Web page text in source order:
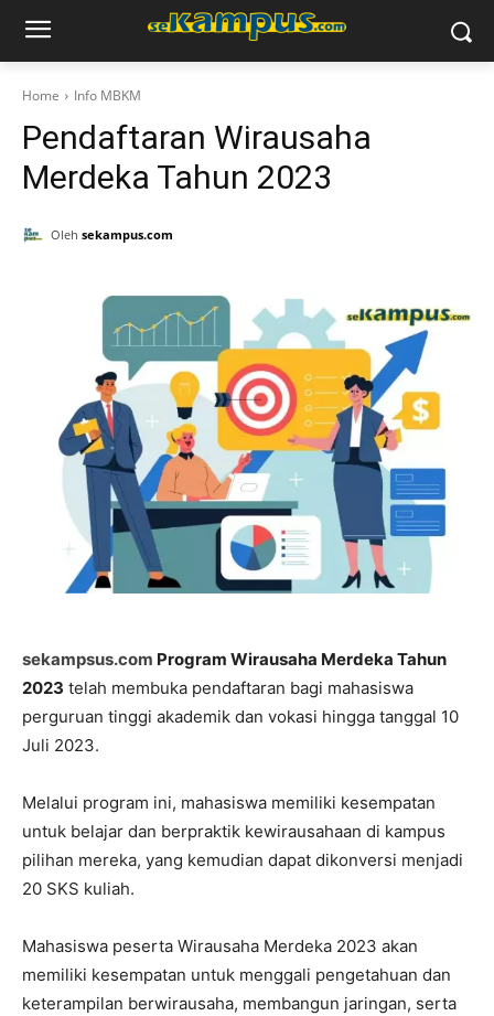
Home Info MBKM
Pendaftaran Wirausaha
Merdeka Tahun 2023
Oleh sekampus.com
sekampsus.com Program Wirausaha Merdeka Tahun
2023 telah membuka pendaftaran bagi mahasiswa
perguruan tinggi akademik dan vokasi hingga tanggal 10
Juli 2023.
Melalui program ini, mahasiswa memiliki kesempatan
untuk belajar dan berpraktik kewirausahaan di kampus
pilihan mereka, yang kemudian dapat dikonversi menjadi
20 SKS kuliah.
Mahasiswa peserta Wirausaha Merdeka 2023 akan
memiliki kesempatan untuk menggali pengetahuan dan
keterampilan berwirausaha, membangun jaringan, serta